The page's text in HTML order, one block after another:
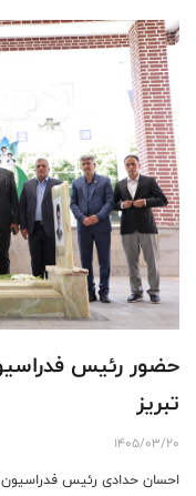
حضور رئیس
تبریز
1405/03/20
احسان حدادی رئیس فدراسیون